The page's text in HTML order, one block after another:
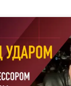
мире
часто
с